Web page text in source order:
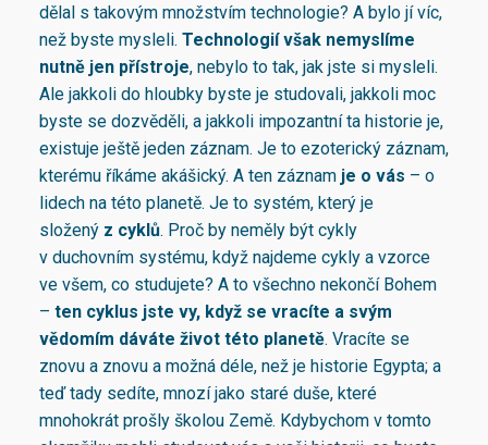
dělal s takovým množstvím technologie? A bylo jí víc,
než byste mysleli. Technologií však nemyslíme
nutně jen přístroje, nebylo to tak, jak jste si mysleli.
Ale jakkoli do hloubky byste je studovali, jakkoli moc
byste se dozvěděli, a jakkoli impozantní ta historie je,
existuje ještě jeden záznam. Je to ezoterický záznam,
kterému říkáme akášický. A ten záznam je o vás – o
lidech na této planetě. Je to systém, který je
složený z cyklů. Proč by neměly být cykly
v duchovním systému, když najdeme cykly a vzorce
ve všem, co studujete? A to všechno nekončí Bohem
– ten cyklus jste vy, když se vracíte a svým
vědomím dáváte život této planetě. Vracíte se
znovu a znovu a možná déle, než je historie Egypta; a
teď tady sedíte, mnozí jako staré duše, které
mnohokrát prošly školou Země. Kdybychom v tomto